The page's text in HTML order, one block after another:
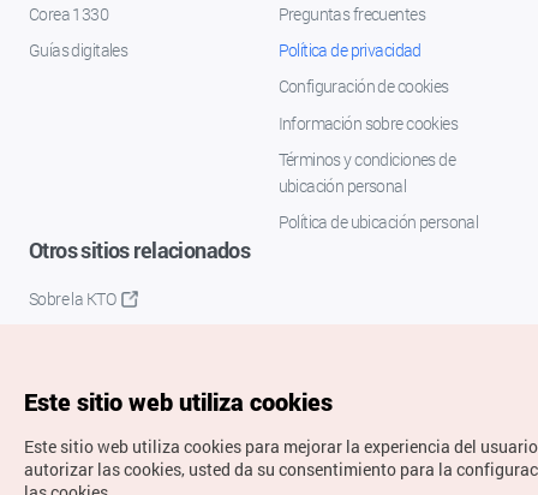
Corea 1330
Guías digitales
Preguntas frecuentes
Política de privacidad
Configuración de cookies
Información sobre cookies
Términos y condiciones de
ubicación personal
Política de ubicación personal
Otros sitios relacionados
Sobre la KTO
Este sitio web utiliza cookies
Este sitio web utiliza cookies para mejorar la experiencia del
autorizar las cookies, usted da su consentimiento para la